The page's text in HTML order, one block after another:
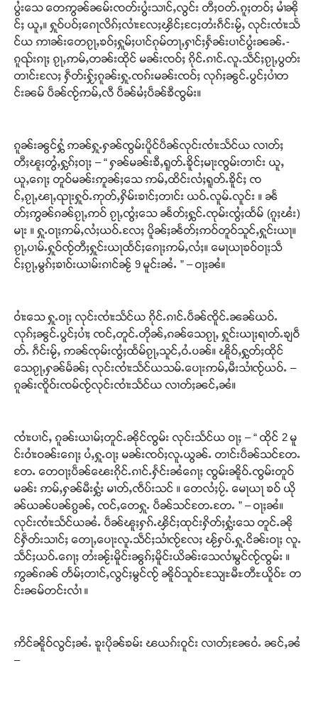
ပွႆးသေ တေဢွၼ်ၼမ်းၸတ်းပွႆးသၢင်ႇလွင်း တီႈဝတ်ႉၵူႈတဝ်ႈ မၢႆၼို
င်ႈ ယူႇ။ ႁူဝ်ပဝ်ႈၵေႃလိၵ်ႈလၢႆးလႄႈၾိင်ႈငႄႈတႆးၵဵင်းမႂ်ႇ လုင်းၸၢႆးသႅ
င်ယ ဢၢၼ်းတေၵႂႃႇၶဝ်ႈႁူမ်ႈပၢင်ၵုမ်တႃႇႁၢင်ႈႁႅၼ်းပၢင်ပွႆးၼၼ်ႉ-
ၵူၺ်းၵႃႈ ၵႂႃႇဢမ်ႇတၼ်းထိုင် မၼ်းၸဝ်ႈ ၵိုင်ႉၵၢင်ႉလူႉသဵင်ႈၵႂႃႇပွတ်း
တၢင်းလႄႈ ႁဵတ်းႁႂ်ႈၵူၼ်းႁူႉၸၵ်းမၼ်းၸဝ်ႈ လုၵ်ႈၼွင်ႉပွင်ႈပၢႆတ
င်းၼမ် ပဵၼ်ၸႂ်ဢမ်ႇလီ ပဵၼ်မႆႈပဵၼ်ၶီၸွမ်း။
ၵူၼ်းၼွင်ႁွႆ ဢၼ်ႁူႉႁၼ်ၸွမ်းပိူင်ပဵၼ်လုင်းၸၢႆးသႅင်ယ လၢတ်ႈ
တီႈၽူႈတွႆႇႁွၵ်ႈဝႃႈ – “ ႁၼ်မၼ်းၶီႇရူတ်ႉၶိူင်ႈမႃးၸွမ်းတၢင်း ယူႇ
ယူႇၵေႃႈ တူဝ်မၼ်းဢူၼ်ႈသေ ဢမ်ႇထိင်းလႆႈရူတ်ႉၶိူင်ႈ ၸ
င်ႇၵႂႃႇၽႃႇၺႃးႁူဝ်ႉဢုတ်ႇႁိမ်းၶၢင်ႈတၢင်း ယဝ်ႉလူမ်ႉလူင်း ။ ၼႅ
တ်ႈဢွၼ်ၵၼ်ၵႂႃႇဢဝ် ၵႂႃႇၸွႆႈသေ ၼႅတ်ႈႁွင်ႉၸုမ်းၸွႆႈထႅမ် (ၵူႈၽႆး)
မႃး ။ ႁူႉဝႃႈဢမ်ႇလႆႈယဝ်ႉလႄႈ ပိူၼ်ႈၼႅတ်ႈဢဝ်တူဝ်သူင်ႇႁူင်းယႃ။
ၵႂႃႇပၢမ်ႉႁူဝ်ၸႂ်တီႈႁူင်းယႃထႅင်ႈၵေႃႈဢမ်ႇလႆႈ။ မေႃယႃၶဝ်ဝႃႈသဵ
င်ႈၵႂႃႇမွၵ်ႈၶၢဝ်းယၢမ်းၵၢင်ၼႂ် 9 မူင်းၼႆႉ ” – ဝႃႈၼႆ။
ဝၢႆးသေ ႁူႉဝႃႈ လုင်းၸၢႆးသႅင်ယ ၵိုင်ႉၵၢင်ႉပဵၼ်ၸိူင်ႉၼၼ်ယဝ်ႉ
လုၵ်ႈၼွင်ႉပွင်ႈပၢႆႈ ၸင်ႇတူင်ႉတိုၼ်ႇၵၼ်သေၵႂႃႇ ႁူင်းယႃႈရၢတ်ႉၶျဝဵ
တ်ႉ ၵဵင်းမႂ်ႇ ဢၼ်ၸုမ်းၸွႆႈထႅမ်ၵႂႃႇသူင်ႇဝႆႉပၼ်။ ၽိူဝ်ႇႁွတ်ႈထိုင်
သေၵႂႃႇႁၼ်မႅၼ်ႈ လုင်းၸၢႆးသႅင်ယသမ်ႉပေႃးဢမ်ႇမီးသၢႆၸႂ်ယဝ်ႉ –
ၵူၼ်းၸိူဝ်းၸမ်ၸႂ်လုင်းၸၢႆးသႅင်ယ လၢတ်ႈၼင်ႇၼႆ။
ၸၢႆးပၢင်ႇ ၵူၼ်းယၢမ်ႈတူင်ႉၼိုင်ၸွမ်း လုင်းသႅင်ယ ဝႃႈ – “ ထိုင် 2 မူ
င်းဝၢႆးဝၼ်းၵေႃႈ ပႆႇႁူႉဝႃႈ မၼ်းၸဝ်ႈလူႉယွၼ်ႉ တၢင်းပဵၼ်သင်တႄႉ
တႄႉ တေဝႃႈပဵၼ်ၽေးၵိုင်ႉၵၢင်ႉႁႅင်းၼႆၵေႃႈ ၸွမ်းၼိူဝ်ႉၸွမ်းတူဝ်
မၼ်း ဢမ်ႇႁၼ်မီးႁွႆး မၢတ်ႇၸဵပ်းသင် ။ တေလႆႈပႂ်ႉ မေႃယႃ ၶဝ် ယို
ၼ်ယၼ်ပၼ်ၵွၼ်ႇ ၸင်ႇတေႁူႉ ပဵၼ်သင်တႄႉတႄႉ ” – ဝႃႈၼႆ။
လုင်းၸၢႆးသႅင်ယၼႆႉ ပဵၼ်ၽူႈႁၵ်ႉၾိင်ႈထုင်းႁိတ်ႈႁွႆးသေ တူင်ႉၼို
င်ႁဵတ်းသၢင်ႈ တေႃႇပေႃးလူႉသဵင်ႈသၢႆၸႂ်လႄႈ ၽႂ်ႁပ်ႉႁူႉငိၼ်းဝႃႈ လူႉ
သဵင်ႈယဝ်ႉၵေႃႈ တႆးၼႂ်းမိူင်းၼွၵ်ႈမိူင်းယိၼ်းသေလၢႆမွင်ၸႂ်ၸွမ်း ။
ဢွၼ်ၵၼ် တႅမ်ႈတၢင်ႇလွင်ႈမွင်ၸႂ် ၼိူဝ်သူဝ်ႊသျႄႊမီႊတီႊယိူဝ်ႊ တ
င်းၼမ်တင်းလၢႆ ။
ဢိင်ၼိူဝ်လွင်ႈၼႆႉ ၶူးပိုၼ်ၶမ်း ၽယၵ်းဝူင်း လၢတ်ႈၼႄဝႆႉ ၼင်ႇၼႆ
–